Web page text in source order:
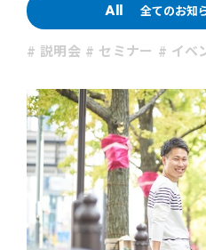
All 全てのお知
説明会 セミナー イベ